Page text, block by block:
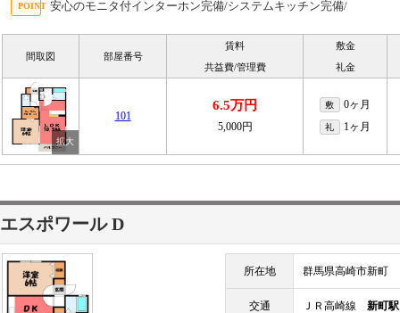
安心のモニタ付インターホン完備/システムキッチン完備/
間取図 部屋番号
賃料
共益費/管理費
敷金
礼金
101
6.5万円
5,000円
敷 0ヶ月
礼 1ヶ月
エスポワール D
所在地 群馬県高崎市新町
交通 ＪＲ高崎線 新町駅